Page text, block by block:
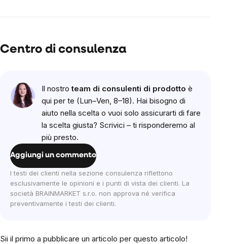
Centro di consulenza
Il nostroteam di consulenti di prodotto è
qui per te (Lun–Ven, 8–18). Hai bisogno di
aiuto nella scelta o vuoi solo assicurarti di fare
la scelta giusta? Scrivici – ti risponderemo al
più presto.
Aggiungi un commento
I testi dei clienti nella sezione consulenza riflettono
esclusivamente le opinioni e i punti di vista dei clienti. La
società BRAINMARKET s.r.o. non approva né verifica
preventivamente i testi dei clienti.
Sii il primo a pubblicare un articolo per questo articolo!